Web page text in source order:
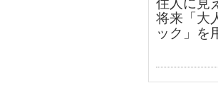
住人に見
将来「大
ック」を